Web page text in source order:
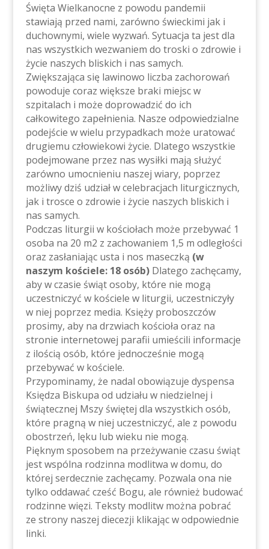
Święta Wielkanocne z powodu pandemii
stawiają przed nami, zarówno świeckimi jak i
duchownymi, wiele wyzwań. Sytuacja ta jest dla
nas wszystkich wezwaniem do troski o zdrowie i
życie naszych bliskich i nas samych.
Zwiększająca się lawinowo liczba zachorowań
powoduje coraz większe braki miejsc w
szpitalach i może doprowadzić do ich
całkowitego zapełnienia. Nasze odpowiedzialne
podejście w wielu przypadkach może uratować
drugiemu człowiekowi życie. Dlatego wszystkie
podejmowane przez nas wysiłki mają służyć
zarówno umocnieniu naszej wiary, poprzez
możliwy dziś udział w celebracjach liturgicznych,
jak i trosce o zdrowie i życie naszych bliskich i
nas samych.
Podczas liturgii w kościołach może przebywać 1
osoba na 20 m2 z zachowaniem 1,5 m odległości
oraz zasłaniając usta i nos maseczką (w
naszym kościele: 18 osób)Dlatego zachęcamy,
aby w czasie świąt osoby, które nie mogą
uczestniczyć w kościele w liturgii, uczestniczyły
w niej poprzez media. Księży proboszczów
prosimy, aby na drzwiach kościoła oraz na
stronie internetowej parafii umieścili informacje
z ilością osób, które jednocześnie mogą
przebywać w kościele.
Przypominamy, że nadal obowiązuje dyspensa
Księdza Biskupa od udziału w niedzielnej i
świątecznej Mszy świętej dla wszystkich osób,
które pragną w niej uczestniczyć, ale z powodu
obostrzeń, lęku lub wieku nie mogą.
Pięknym sposobem na przeżywanie czasu świąt
jest wspólna rodzinna modlitwa w domu, do
której serdecznie zachęcamy. Pozwala ona nie
tylko oddawać cześć Bogu, ale również budować
rodzinne więzi. Teksty modlitw można pobrać
ze strony naszej diecezji klikając w odpowiednie
linki.